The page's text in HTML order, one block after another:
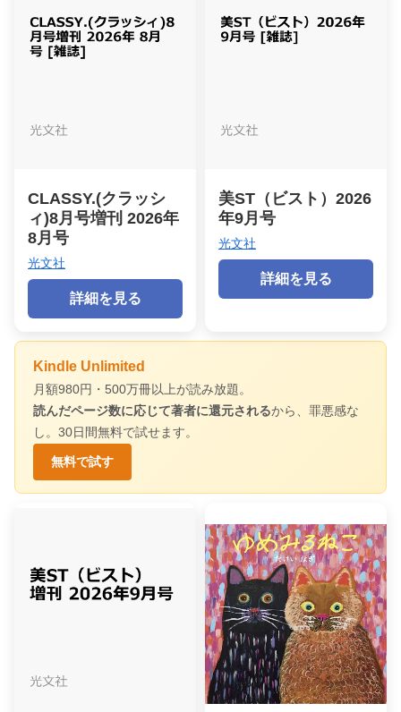
CLASSY.(クラッシ
ィ)8月号増刊 2026年
8月号
光文社
詳細を見る
美ST（ビスト）2026
年9月号
光文社
詳細を見る
Kindle Unlimited
月額980円・500万冊以上が読み放題。
読んだページ数に応じて著者に還元されるから、罪悪感な
し。30日間無料で試せます。
無料で試す